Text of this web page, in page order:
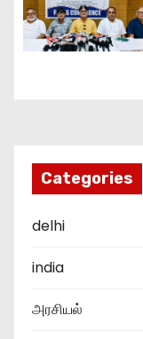
Categories
delhi
india
அரசியல்